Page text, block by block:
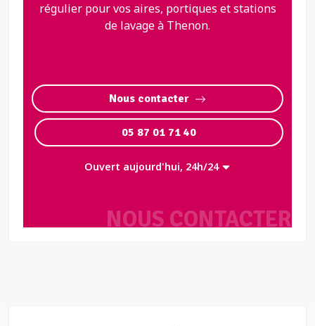
NOUS CONTACTER
régulier pour vos aires, portiques et stations
de lavage à Thenon.
Nous contacter
05 87 01 71 40
Ouvert aujourd'hui, 24h/24